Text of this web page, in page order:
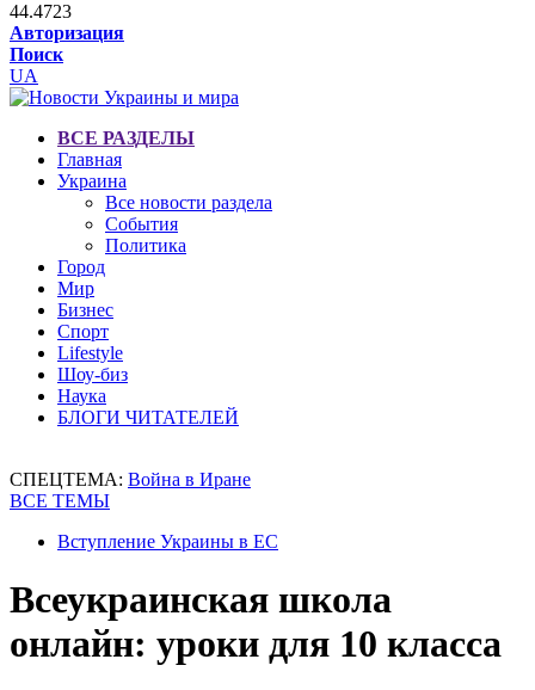
44.4723
Авторизация
Поиск
UA
ВСЕ РАЗДЕЛЫ
Главная
Украина
Все новости раздела
События
Политика
Город
Мир
Бизнес
Спорт
Lifestyle
Шоу-биз
Наука
БЛОГИ ЧИТАТЕЛЕЙ
СПЕЦТЕМА: Война в Иране
ВСЕ ТЕМЫ
Вступление Украины в ЕС
Всеукраинская школа
онлайн: уроки для 10 класса